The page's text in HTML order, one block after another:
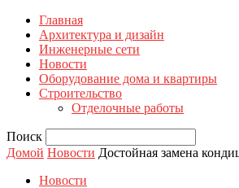
Главная
Архитектура и дизайн
Инженерные сети
Новости
Оборудование дома и квартиры
Строительство
Отделочные работы
Поиск
Домой Новости Достойная замена
Новости